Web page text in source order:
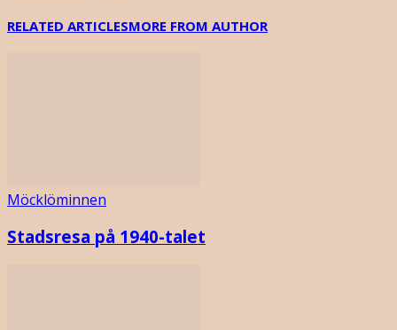
RELATED ARTICLESMORE FROM AUTHOR
Möcklöminnen
Stadsresa på 1940-talet